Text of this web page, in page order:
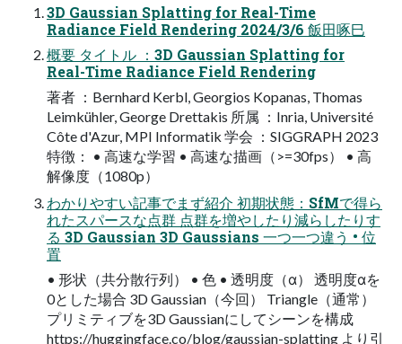
3D Gaussian Splatting for Real-Time
Radiance Field Rendering 2024/3/6 飯田啄巳
概要 タイトル ：3D Gaussian Splatting for
Real-Time Radiance Field Rendering
著者 ：Bernhard Kerbl, Georgios Kopanas, Thomas
Leimkühler, George Drettakis 所属 ：Inria, Université
Côte d'Azur, MPI Informatik 学会 ：SIGGRAPH 2023
特徴： • 高速な学習 • 高速な描画（>=30fps） • 高
解像度（1080p）
わかりやすい記事でまず紹介 初期状態：SfMで得ら
れたスパースな点群 点群を増やしたり減らしたりす
る 3D Gaussian 3D Gaussians 一つ一つ違う • 位
置
• 形状（共分散行列） • 色 • 透明度（α） 透明度αを
0とした場合 3D Gaussian（今回） Triangle（通常）
プリミティブを3D Gaussianにしてシーンを構成
https://huggingface.co/blog/gaussian-splatting より引